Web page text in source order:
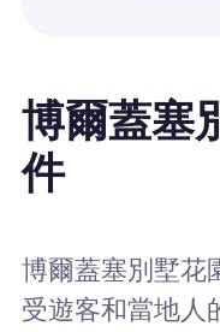
博爾蓋塞
件
博爾蓋塞別墅花
受遊客和當地人